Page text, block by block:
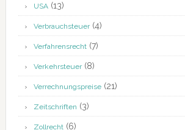
USA(13)
Verbrauchsteuer(4)
Verfahrensrecht(7)
Verkehrsteuer(8)
Verrechnungspreise(21)
Zeitschriften (3)
Zollrecht(6)